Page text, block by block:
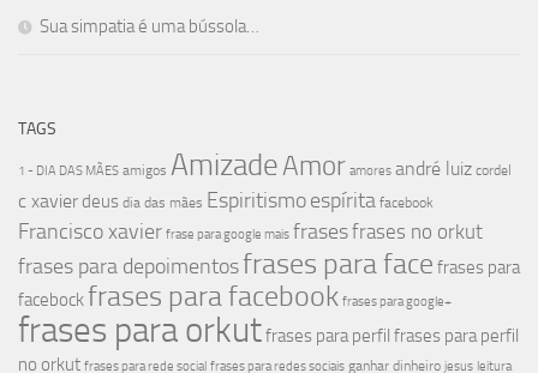
Sua simpatia é uma bússola…
TAGS
1 - DIA DAS MÃES amigos AmizadeAmor amores andré luiz cordel
c xavier deus dia das mães Espiritismoespírita facebook
Francisco xavier frase para google mais frasesfrases no orkut
frases para depoimentosfrases para face frases para
facebockfrases para facebook frases para google+
frases para orkutfrases para perfil frases para perfil
no orkut frases para rede social frases para redes sociais ganhar dinheiro jesus leitura